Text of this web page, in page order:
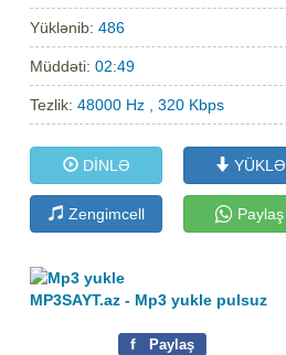
Yüklənib:486
Müddəti:02:49
Tezlik:48000 Hz , 320 Kbps
DİNLƏ YÜKLƏ
Zengimcell Paylaş
MP3SAYT.az - Mp3 yukle pulsuz
f Paylaş